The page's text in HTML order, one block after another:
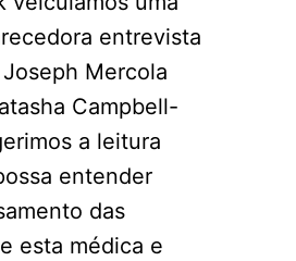
entrevista
Mercola
Campbell-
a leitura
entender
das
esta médica e